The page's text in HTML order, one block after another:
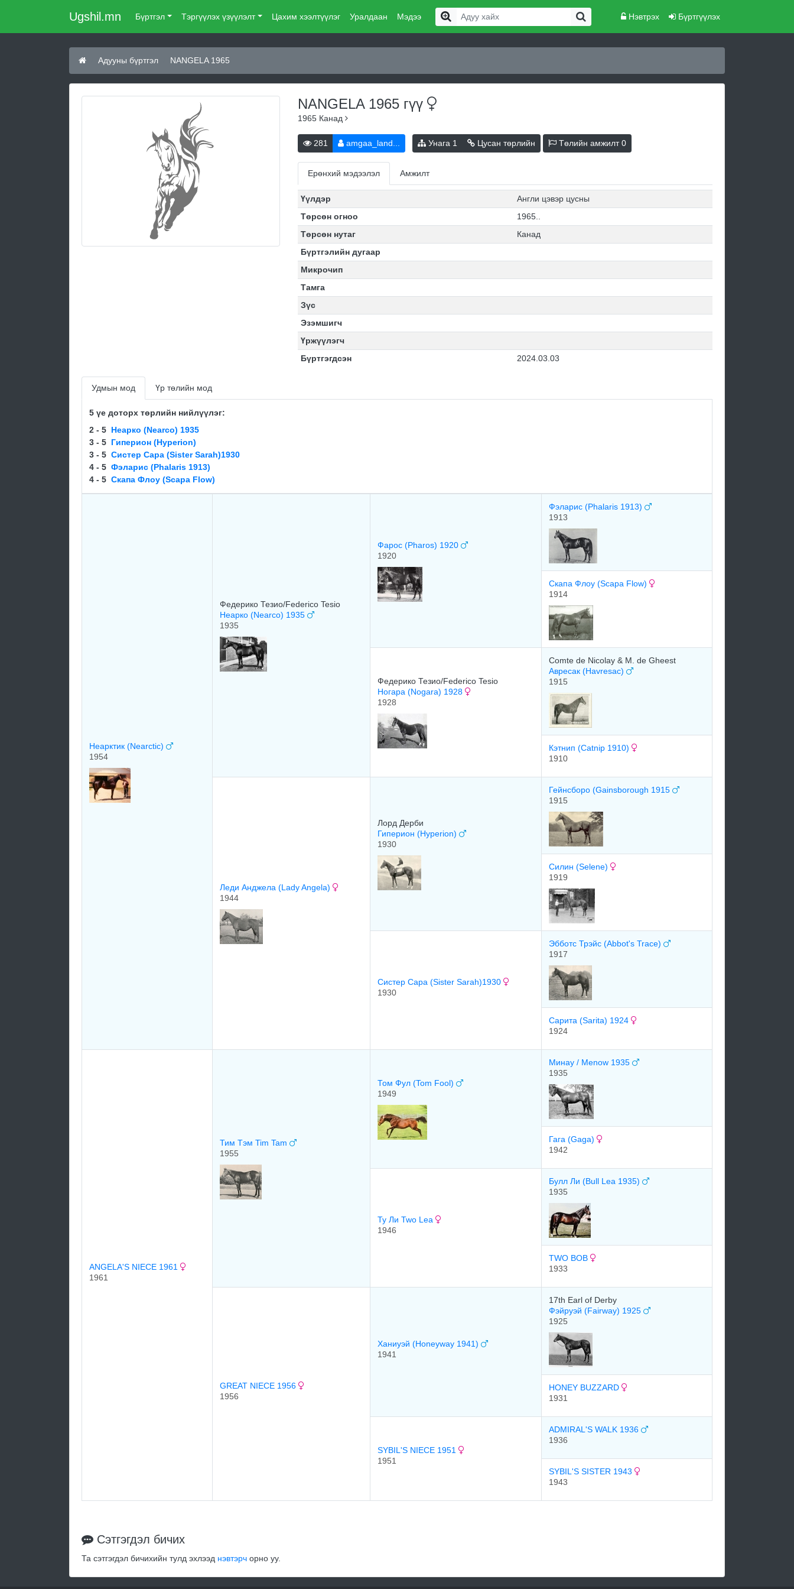
Ugshil.mn Бүртгэл Тэргүүлэх үзүүлэлт Цахим хээлтүүлэг Уралдаан Мэдээ Нэвтрэх Бүртгүүлэх
Адууны бүртгэл NANGELA 1965
NANGELA 1965 гүү
1965 Канад
281 amgaa_land... Унага 1 Цусан төрлийн Төлийн амжилт0
Ерөнхий мэдээлэл Амжилт
Үүлдэр
Англи цэвэр цусны
Төрсөн огноо
1965..
Төрсөн нутаг
Канад
Бүртгэлийн дугаар
Микрочип
Тамга
Зүс
Эзэмшигч
Үржүүлэгч
Бүртгэгдсэн
2024.03.03
Удмын мод Үр төлийн мод
5 үе доторх төрлийн нийлүүлэг:
2 - 5 Неарко (Nearco) 1935
3 - 5 Гиперион (Hyperion)
3 - 5 Сиcтeр Сaрa (Sister Sarah)1930
4 - 5 Фэларис (Phalaris 1913)
4 - 5 Cкaпa Флоу (Scapa Flow)
Неарктик (Nearctic)
1954
Федерико Тезио/Federico Tesio
Неарко (Nearco) 1935
1935
Фарос (Pharos) 1920
1920
Фэларис (Phalaris 1913)
1913
Cкaпa Флоу (Scapa Flow)
1914
Федерико Тезио/Federico Tesio
Ногара (Nogara) 1928
1928
Comte de Nicolay & M. de Gheest
Авресак (Havresac)
1915
Кэтнип (Catnip 1910)
1910
Лeди Анджeла (Lady Angela)
1944
Лоpд Дepби
Гиперион (Hyperion)
1930
Гейнсборо (Gainsborough 1915
1915
Силин (Selene)
1919
Сиcтeр Сaрa (Sister Sarah)1930
1930
Эбботс Трэйс (Abbot's Trace)
1917
Cарита (Sarita) 1924
1924
ANGELA'S NIECE 1961
1961
Тим Тэм Tim Tam
1955
Том Фул (Tom Fool)
1949
Минау / Menow 1935
1935
Гага (Gaga)
1942
Ту Ли Two Lea
1946
Булл Ли (Bull Lea 1935)
1935
TWO BOB
1933
GREAT NIECE 1956
1956
Хaниуэй (Honeyway 1941)
1941
17th Earl of Derby
Фэйруэй (Fairway) 1925
1925
HONEY BUZZARD
1931
SYBIL'S NIECE 1951
1951
ADMIRAL'S WALK 1936
1936
SYBIL'S SISTER 1943
1943
Сэтгэгдэл бичих
Та сэтгэгдэл бичихийн тулд эхлээд нэвтэрч орно уу.